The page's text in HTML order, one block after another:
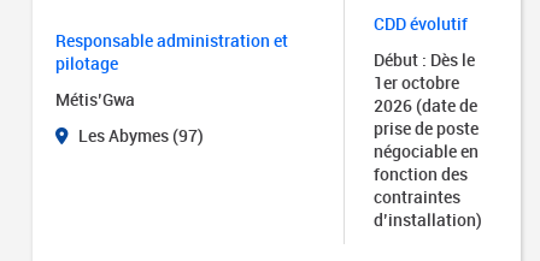
Responsable administration et
pilotage
Métis’Gwa
Les Abymes (97)
CDD évolutif
Début : Dès le
1er octobre
2026 (date de
prise de poste
négociable en
fonction des
contraintes
d’installation)